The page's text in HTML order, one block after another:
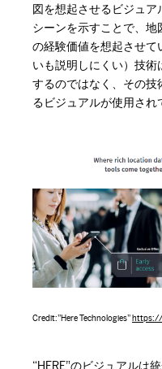
図を想起させるビジュア
シーンを示すことで、
の経験価値を想起させて
いも説明しにくい）技
するのではなく、その
るビジュアルが使用され
Credit:”Here Technologies”https://
“HERE”のビジュアルは